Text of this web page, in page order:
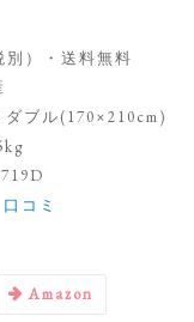
別）・送料無料
ブル(170×210cm)
コミ
Amazon